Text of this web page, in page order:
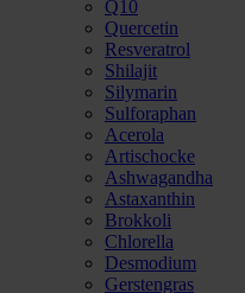
Q10
Quercetin
Resveratrol
Shilajit
Silymarin
Sulforaphan
Acerola
Artischocke
Ashwagandha
Astaxanthin
Brokkoli
Chlorella
Desmodium
Gerstengras